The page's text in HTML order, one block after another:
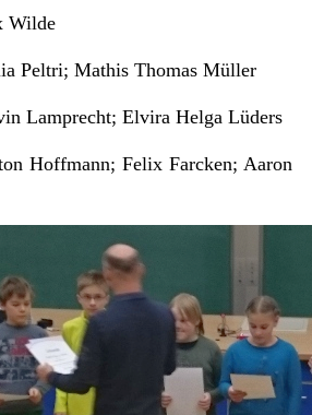
Mathis Thomas Müller
Elvira Helga Lüders
Felix Farcken; Aaron